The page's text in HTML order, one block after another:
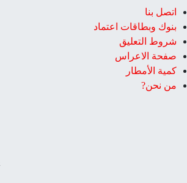
اتصل بنا
بنوك وبطاقات اعتماد
شروط التعليق‎
صفحة الاعراس
كمية الأمطار
من نحن?